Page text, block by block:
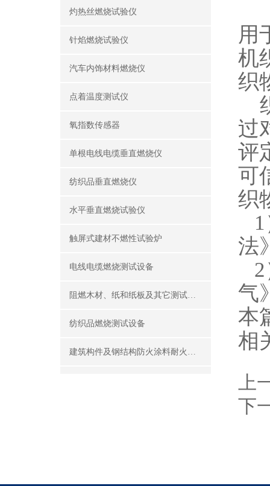
灼热丝燃烧试验仪
针焰燃烧试验仪
汽车内饰材料燃烧仪
点着温度测试仪
氧指数传感器
单根电线电缆垂直燃烧仪
纺织品垂直燃烧仪
水平垂直燃烧试验仪
触屏式建材不燃性试验炉
电线电缆燃烧测试设备
阻燃木材、纸和纸板及其它测试设备
纺织品燃烧测试设备
建筑构件及钢结构防火涂料耐火性能试验设备
用
机
织
过
评
可
织
1
法
2
气
本
相
上
下